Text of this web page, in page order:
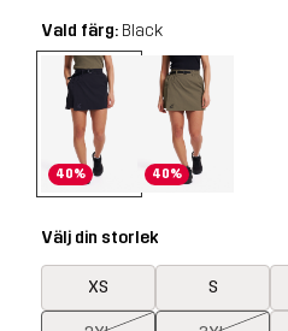
Vald färg: Black
40% 40%
Välj din storlek
XS S